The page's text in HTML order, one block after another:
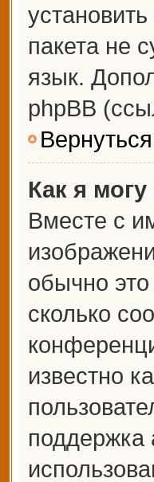
пакета не
язык.
phpBB
Как я
Вместе с
обычно
сколько
известно
поддержка